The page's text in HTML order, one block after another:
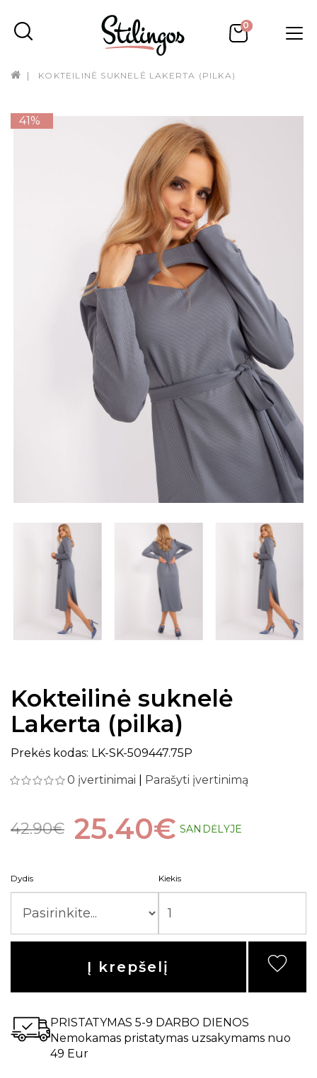
0
KOKTEILINĖ SUKNELĖ LAKERTA (PILKA)
41%
Kokteilinė suknelė
Lakerta (pilka)
Prekės kodas: LK-SK-509447.75P
0 įvertinimai
Parašyti įvertinimą
42.90€ 25.40€ SANDĖLYJE
Dydis Kiekis
Į krepšelį
PRISTATYMAS 5-9 DARBO DIENOS
Nemokamas pristatymas uzsakymams nuo
49 Eur